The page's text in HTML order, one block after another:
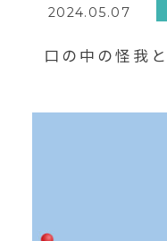
2024.05.07
口の中の怪我